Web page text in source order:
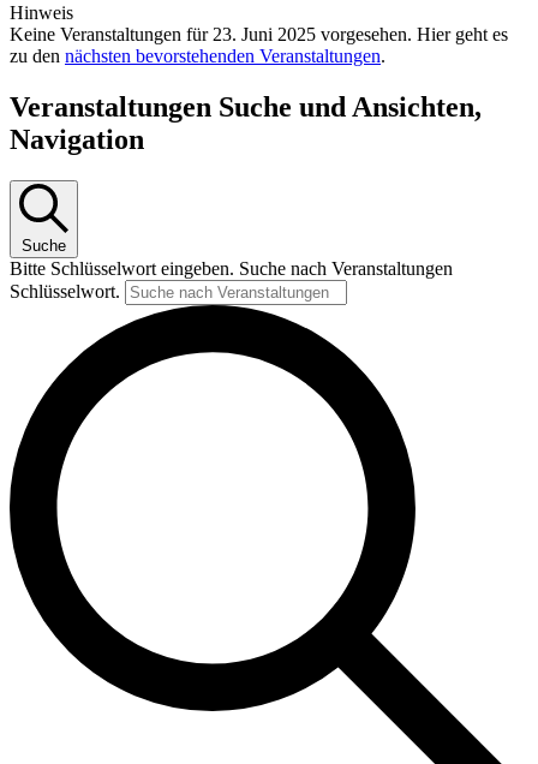
Hinweis
Keine Veranstaltungen für 23. Juni 2025 vorgesehen. Hier geht es
zu den nächsten bevorstehenden Veranstaltungen.
Veranstaltungen Suche und Ansichten,
Navigation
Suche
Bitte Schlüsselwort eingeben. Suche nach Veranstaltungen
Schlüsselwort.